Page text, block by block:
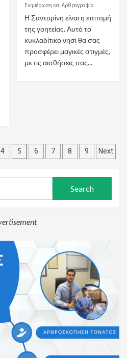
Ενημέρωση και Αρθρογραφία
Η Σαντορίνη είναι η επιτομή
της γοητείας. Αυτό το
κυκλαδίτικο νησί θα σας
προσφέρει μαγικές στιγμές,
με τις αισθήσεις σας...
4 5 6 7 8 9 Next